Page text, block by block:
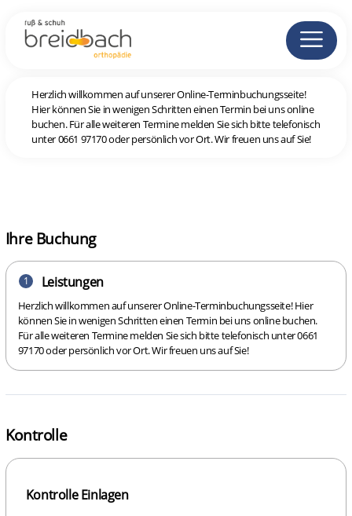
Herzlich willkommen auf unserer Online-Terminbuchungsseite!
Hier können Sie in wenigen Schritten einen Termin bei uns online
buchen. Für alle weiteren Termine melden Sie sich bitte telefonisch
unter 0661 97170 oder persönlich vor Ort. Wir freuen uns auf Sie!
Kontrolle
Kontrolle Einlagen
Ihre Buchung
1 Leistungen
Herzlich willkommen auf unserer Online-Terminbuchungsseite! Hier
können Sie in wenigen Schritten einen Termin bei uns online buchen.
Für alle weiteren Termine melden Sie sich bitte telefonisch unter 0661
97170 oder persönlich vor Ort. Wir freuen uns auf Sie!